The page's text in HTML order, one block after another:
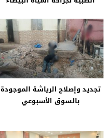
تجديد وإصلاح الرياشة الموجودة
بالسوق الأسبوعي